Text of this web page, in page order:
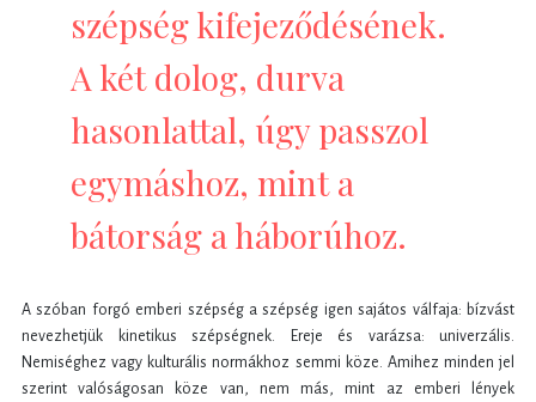
szépség kifejeződésének.
A két dolog, durva
hasonlattal, úgy passzol
egymáshoz, mint a
bátorság a háborúhoz.
A szóban forgó emberi szépség a szépség igen sajátos válfaja: bízvást
nevezhetjük kinetikus szépségnek. Ereje és varázsa: univerzális.
Nemiséghez vagy kulturális normákhoz semmi köze. Amihez minden jel
szerint valóságosan köze van, nem más, mint az emberi lények